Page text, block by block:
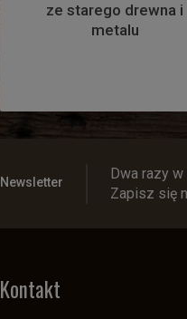
ze starego drewna i
metalu
Newsletter
Dwa razy
Zapisz się
Kontakt